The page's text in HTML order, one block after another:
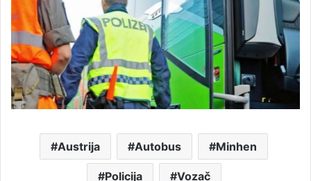
Austrija Autobus Minhen
Policija Vozač